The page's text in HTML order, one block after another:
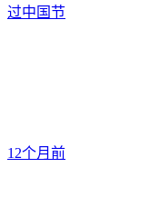
过中国节
12个月前